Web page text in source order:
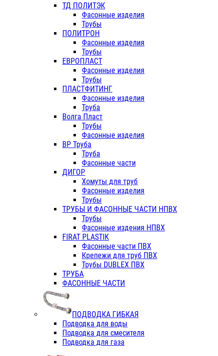
ТД ПОЛИТЭК
Фасонные изделия
Трубы
ПОЛИТРОН
Фасонные изделия
Трубы
ЕВРОПЛАСТ
Фасонные изделия
Трубы
ПЛАСТФИТИНГ
Фасонные изделия
Труба
Волга Пласт
Трубы
Фасонные изделия
ВР Труба
Труба
Фасонные части
ДИГОР
Хомуты для труб
Фасонные изделия
Трубы
ТРУБЫ И ФАСОННЫЕ ЧАСТИ НПВХ
Трубы
Фасонные издения НПВХ
FIRAT PLASTIK
Фасонные части ПВХ
Крепежи для труб ПВХ
Трубы DUBLEX ПВХ
ТРУБА
ФАСОННЫЕ ЧАСТИ
ПОДВОДКА ГИБКАЯ
Подводка для воды
Подводка для смесителя
Подводка для газа